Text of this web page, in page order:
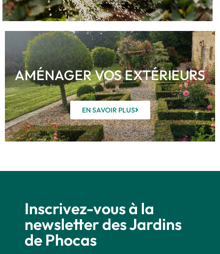
AMÉNAGER VOS EXTÉRIEURS
EN SAVOIR PLUS
Inscrivez-vous à la
newsletter des Jardins
de Phocas